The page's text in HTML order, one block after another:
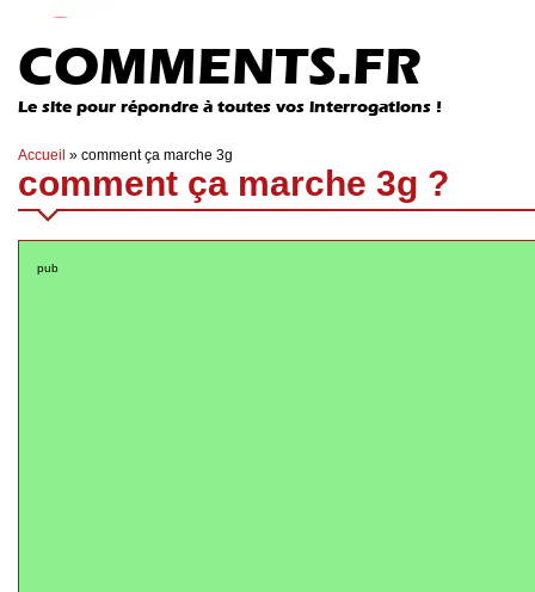
COMMENTS.FR
Le site pour répondre à toutes vos interrogations !
Accueil » comment ça marche 3g
comment ça marche 3g ?
pub